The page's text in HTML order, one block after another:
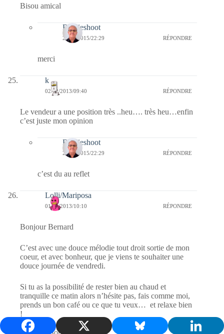
Bisou amical
Bernieshoot
20/01/2015/22:29 RÉPONDRE
merci
k
02/02/2013/09:40 RÉPONDRE
Le vendeur a une position très ..heu…. très heu…enfin
c’est juste mon opinion
Bernieshoot
20/01/2015/22:29 RÉPONDRE
c’est du au reflet
Lolli/Mariposa
01/02/2013/10:10 RÉPONDRE
Bonjour Bernard
C’est avec une douce mélodie tout droit sortie de mon
coeur, et avec bonheur, que je viens te souhaiter une
douce journée de vendredi.
Si tu as la possibilité de rester bien au chaud et
tranquille ce matin alors n’hésite pas, fais comme moi,
prends un bon café ou ce que tu veux… et relaxe bien
!
😉
Sinon… Bon courage !! 🙁